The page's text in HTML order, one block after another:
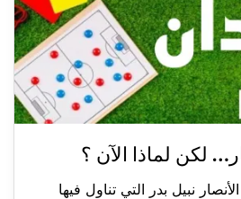
لكن لماذا الآن ؟
نبيل بدر التي تناول فيها